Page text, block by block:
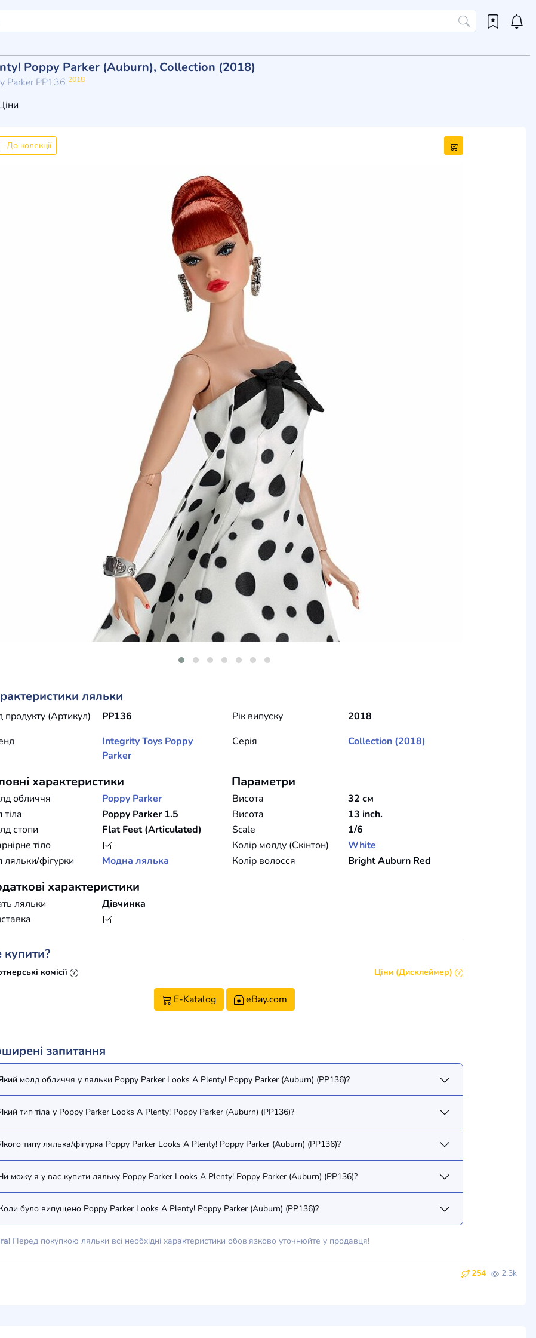
Poppy Parker (Auburn), Collection (2018)
Parker PP136 2018
До колекції
ляльки
продукту (Артикул) PP136 Рік випуску
2018
Integrity Toys Poppy
Parker
Серія Collection (2018)
характеристики
обличчя
Poppy Parker
тіла
Poppy Parker 1.5
стопи
Flat Feet (Articulated)
тіло
ляльки/фігурки
Модна лялька
Параметри
Висота
32 см
Висота
13 inch.
Scale
1/6
Колір молду (Скінтон)
White
Колір волосся
Bright Auburn Red
характеристики
ляльки
Дівчинка
комісії Ціни (Дисклеймер)
E-Katalog eBay.com
запитання
молд обличчя у ляльки Poppy Parker Looks A Plenty! Poppy Parker (Auburn) (PP136)?
тип тіла у Poppy Parker Looks A Plenty! Poppy Parker (Auburn) (PP136)?
типу лялька/фігурка Poppy Parker Looks A Plenty! Poppy Parker (Auburn) (PP136)?
можу я у вас купити ляльку Poppy Parker Looks A Plenty! Poppy Parker (Auburn) (PP136)?
було випущено Poppy Parker Looks A Plenty! Poppy Parker (Auburn) (PP136)?
Перед покупкою ляльки всі необхідні характеристики обов'язково уточнюйте у продавця!
254 2.3k